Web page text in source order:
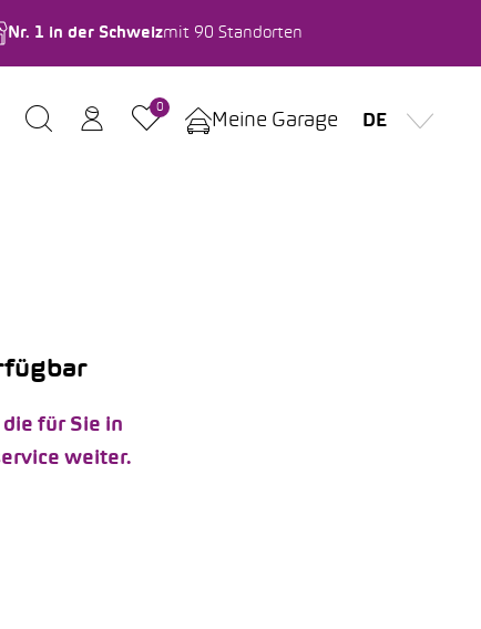
Nr. 1 in der Schweizmit 90 Standorten
0
Meine Garage DE
für Sie in
weiter.